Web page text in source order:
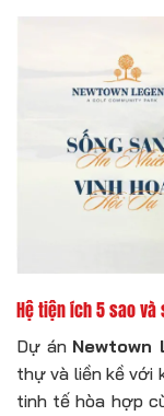
Hệ tiện ích 5 sao
Dự án Newtown
thự và liền kề với
tinh tế hòa hợp